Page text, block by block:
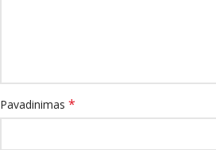
Pavadinimas *